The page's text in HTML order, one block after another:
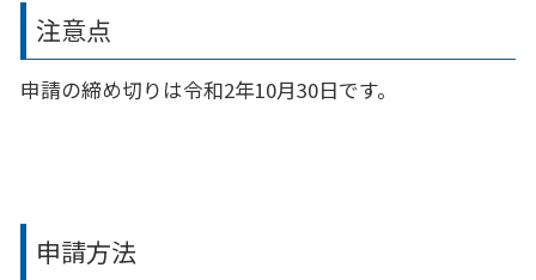
注意点
申請の締め切りは令和2年10月30日です。
申請方法